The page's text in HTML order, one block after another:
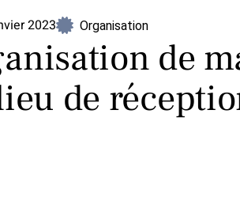
2023 Organisation
de
de